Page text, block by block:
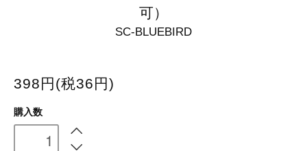
可）
SC-BLUEBIRD
398円(税36円)
購入数